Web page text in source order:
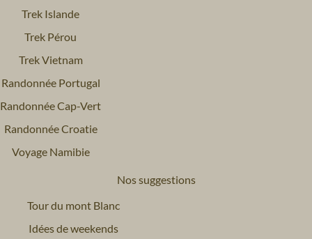
Trek Islande
Trek Pérou
Trek Vietnam
Randonnée Portugal
Randonnée Cap-Vert
Randonnée Croatie
Voyage Namibie
Nos suggestions
Tour du mont Blanc
Idées de weekends